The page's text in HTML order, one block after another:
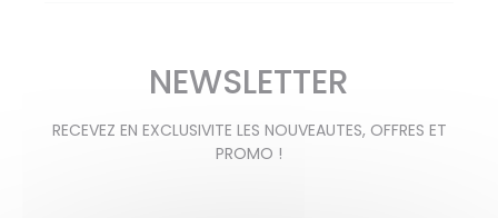
NEWSLETTER
RECEVEZ EN EXCLUSIVITE LES NOUVEAUTES, OFFRES ET
PROMO !